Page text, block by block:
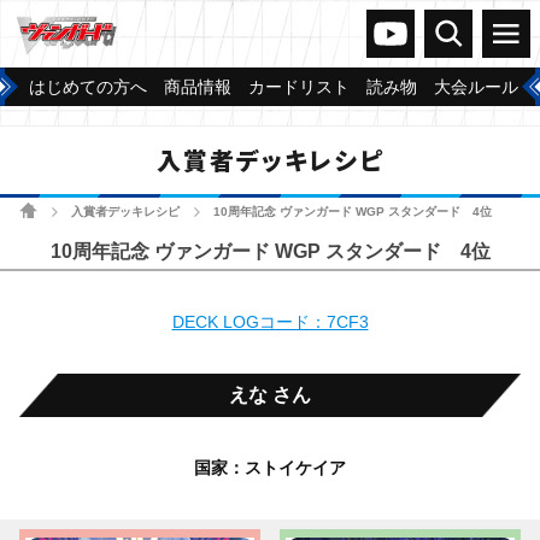
ヴァンガードch
検索 メニュー
はじめての方へ 商品情報 カードリスト 読み物 大会ルール
入賞者デッキレシピ
ホーム 入賞者デッキレシピ 10周年記念 ヴァンガード WGP スタンダード 4位
10周年記念 ヴァンガード WGP スタンダード 4位
DECK LOGコード：7CF3
えな さん
国家：ストイケイア